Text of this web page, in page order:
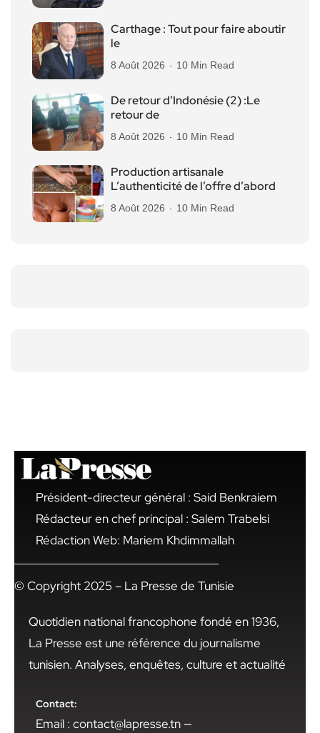
Carthage : Tout pour faire aboutir
le
8 Août 2026 10 Min Read
De retour d’Indonésie (2) :Le
retour de
8 Août 2026 10 Min Read
Production artisanale
L’authenticité de l’offre d’abord
8 Août 2026 10 Min Read
Président-directeur général : Said Benkraiem
Rédacteur en chef principal : Salem Trabelsi
Rédaction Web: Mariem Khdimmallah
© Copyright 2025 – La Presse de Tunisie
Quotidien national francophone fondé en 1936,
La Presse est une référence du journalisme
tunisien. Analyses, enquêtes, culture et actualité
Contact:
Email : contact@lapresse.tn —